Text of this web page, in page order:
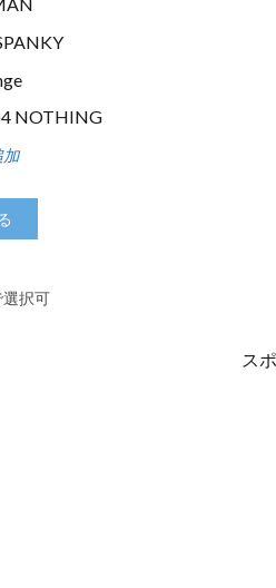
NOTHING
加
択可
ス